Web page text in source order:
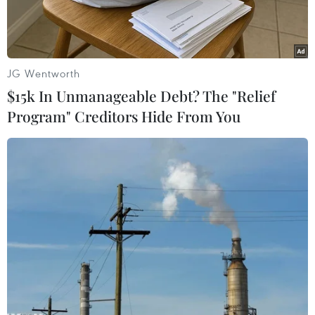
Giá vàng tại châu Á lại giảm. (Nguồn: AFP/TTXVN)
Trong phiên sáng ngày 15/1, tại châu Á, giá
vàng giảm phiên thứ hai, do số liệu về doanh số
bán lẻ của Mỹ tăng mạnh đã thúc đẩy thị trường
chứng khoán đi lên. Điều này khiến sức hấp
dẫn của vàng, vốn được xem là nơi trú ẩn an
JG Wentworth
$15k In Unmanageable Debt? The "Relief
Program" Creditors Hide From You